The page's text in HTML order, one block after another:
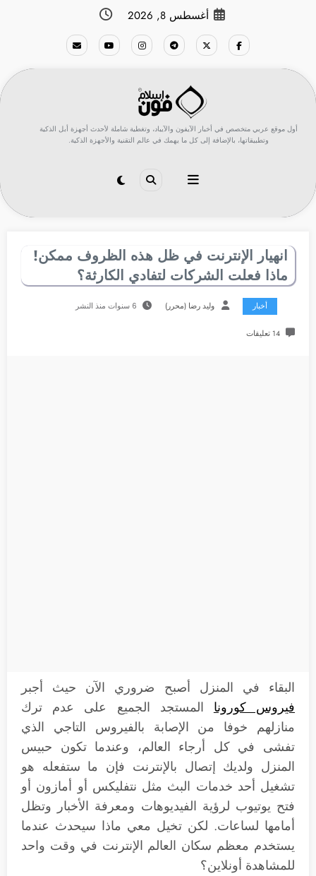
أغسطس 8, 2026
أول موقع عربي متخصص في أخبار الآيفون والآيباد، وتغطية شاملة لأحدث أجهزة أبل الذكية
وتطبيقاتها، بالإضافة إلى كل ما يهمك في عالم التقنية والأجهزة الذكية.
انهيار الإنترنت في ظل هذه الظروف ممكن!
ماذا فعلت الشركات لتفادي الكارثة؟
أخبار وليد رضا (محرر) 6 سنوات منذ النشر
14 تعليقات
البقاء في المنزل أصبح ضروري الآن حيث أجبر
فيروس كورونا المستجد الجميع على عدم ترك
منازلهم خوفا من الإصابة بالفيروس التاجي الذي
تفشى في كل أرجاء العالم، وعندما تكون حبيس
المنزل ولديك إتصال بالإنترنت فإن ما ستفعله هو
تشغيل أحد خدمات البث مثل نتفليكس أو أمازون أو
فتح يوتيوب لرؤية الفيديوهات ومعرفة الأخبار وتظل
أمامها لساعات. لكن تخيل معي ماذا سيحدث عندما
يستخدم معظم سكان العالم الإنترنت في وقت واحد
للمشاهدة أونلاين؟